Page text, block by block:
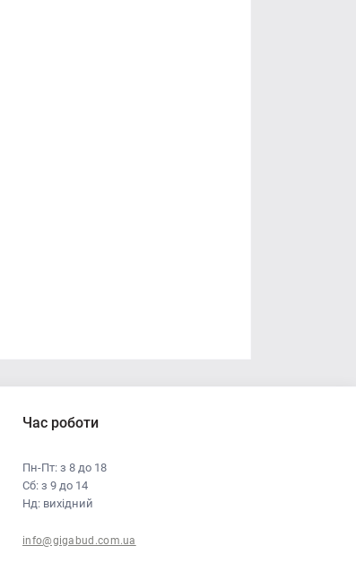
Час роботи
Пн-Пт: з 8 до 18
Сб: з 9 до 14
Нд: вихідний
info@gigabud.com.ua